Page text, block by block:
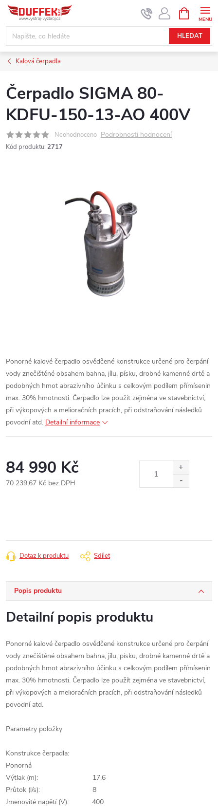
Přejít
obsah
HLEDAT
NÁKUPNÍ
KOŠÍK
Kalová čerpadla
Čerpadlo SIGMA 80-
KDFU-150-13-AO 400V
Neohodnoceno Podrobnosti hodnocení
Kód produktu: 2717
Ponorné kalové čerpadlo osvědčené konstrukce určené pro čerpání
vody znečištěné obsahem bahna, jílu, písku, drobné kamenné drtě a
podobných hmot abrazivního účinku s celkovým podílem přímísenin
max. 30% hmotnosti. Čerpadlo lze použít zejména ve stavebnictví,
při výkopových a melioračních pracích, při odstraňování následků
povodní atd. Detailní informace
84 990 Kč
70 239,67 Kč bez DPH
Dotaz k produktu Sdílet
Popis produktu
Detailní popis produktu
Ponorné kalové čerpadlo osvědčené konstrukce určené pro čerpání
vody znečištěné obsahem bahna, jílu, písku, drobné kamenné drtě a
podobných hmot abrazivního účinku s celkovým podílem přímísenin
max. 30% hmotnosti. Čerpadlo lze použít zejména ve stavebnictví,
při výkopových a melioračních pracích, při odstraňování následků
povodní atd.
Parametry položky
Konstrukce čerpadla:
Ponorná
Výtlak (m): 17,6
Průtok (l/s): 8
Jmenovité napětí (V): 400